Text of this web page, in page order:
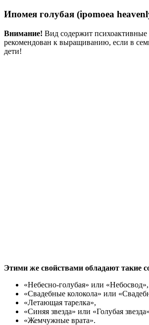
Ипомея голубая (ipomoea
Внимание! Вид содержит
рекомендован к выращиванию, если в
дети!
Этими же свойствами обладают такие
«Небесно-голубая» или «Небосвод»,
«Свадебные колокола» или
«Летающая тарелка»,
«Синяя звезда» или «Голубая
«Жемчужные врата».